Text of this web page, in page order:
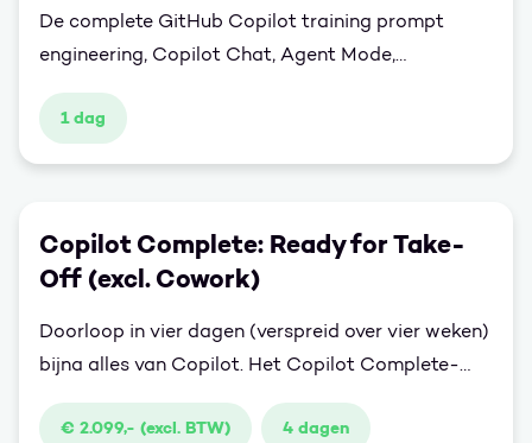
De complete GitHub Copilot training prompt
engineering, Copilot Chat, Agent Mode,
enterprise-beheer en Responsible AI. 1 dag,
intermediate.
1 dag
Copilot Complete: Ready for Take-
Off (excl. Cowork)
Doorloop in vier dagen (verspreid over vier weken)
bijna alles van Copilot. Het Copilot Complete-
programma combineert alle losse trainingsdagen
tot één samenhangende leerervaring je bouwt
€ 2.099,- (excl. BTW) 4 dagen